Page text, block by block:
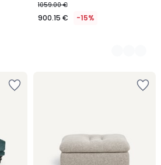
1059.00 €
900.15 € -15%